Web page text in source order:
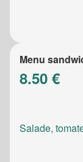
Menu
8.50 €
Salade,